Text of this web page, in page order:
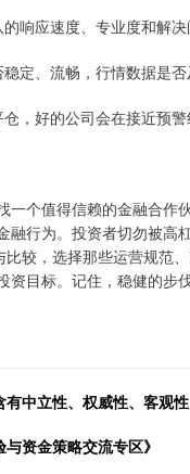
响应速度、专业度和解决
定、流畅，行情数据是
，好的公司会在接近预
个值得信赖的金融合作
融行为。投资者切勿被
较，选择那些运营规范
目标。记住，稳健的步
中立性、权威性、客观
资金策略交流专区》